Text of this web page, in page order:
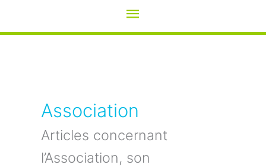
Menu
principal
Association
Articles concernant
l’Association, son